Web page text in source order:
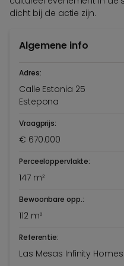
dicht bij de actie zijn.
Algemene info
Adres:
Calle Estonia 25
Estepona
Vraagprijs:
€ 670.000
Perceeloppervlakte:
147 m²
Bewoonbare opp.:
112 m²
Referentie:
Las Mesas Infinity